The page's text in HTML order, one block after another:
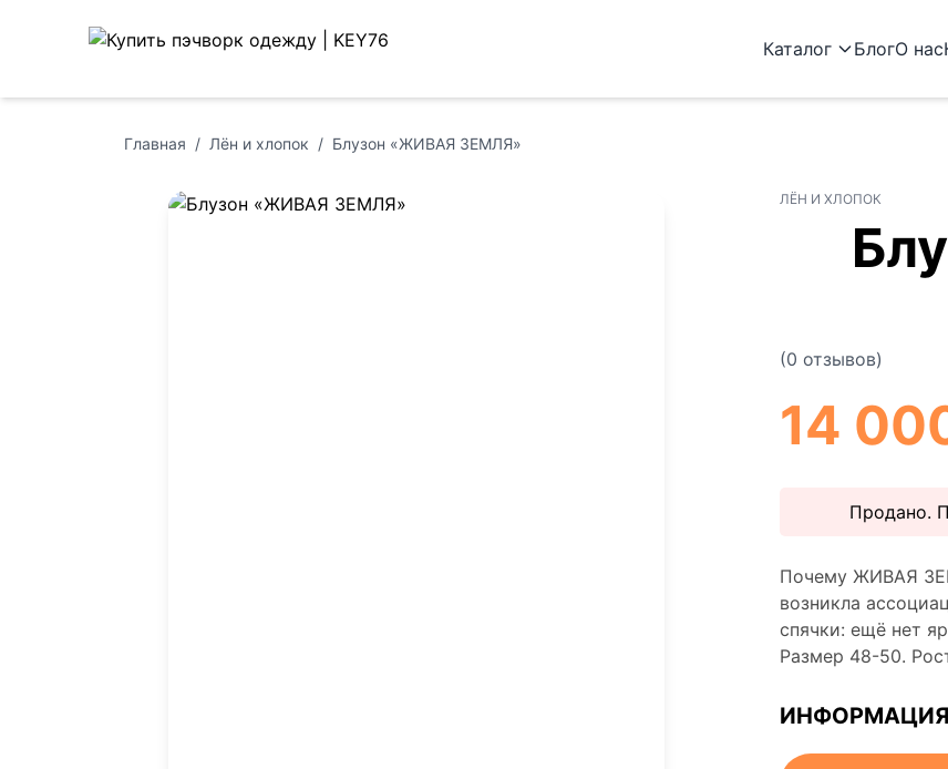
Каталог БлогО нас
Главная / Лён и хлопок / Блузон «ЖИВАЯ ЗЕМЛЯ»
ЛЁН И ХЛОПОК
(0 отзывов)
14
Продано.
Почему ЖИВАЯ
возникла
спячки: ещё нет
Размер 48-50.
ИНФОРМАЦИЯ